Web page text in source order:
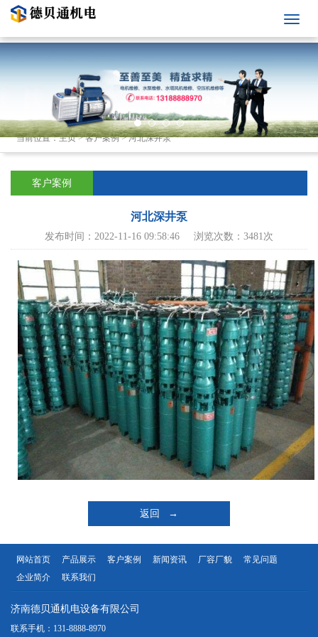
当前位置：主页>客户案例>河北深井泵
客户案例
河北深井泵
发布时间：2022-11-16 09:58:46 浏览次数：3481次
返回 →
网站首页 产品展示 客户案例 新闻资讯 厂容厂貌
常见问题
企业简介
联系我们
济南德贝通机电设备有限公司
联系手机：131-8888-8970